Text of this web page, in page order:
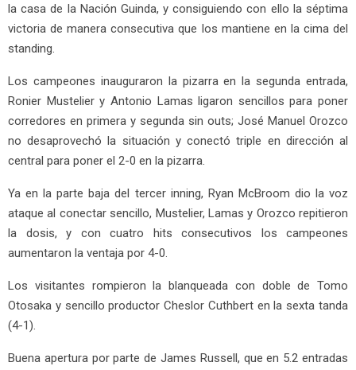
la casa de la Nación Guinda, y consiguiendo con ello la séptima
victoria de manera consecutiva que los mantiene en la cima del
standing.
Los campeones inauguraron la pizarra en la segunda entrada,
Ronier Mustelier y Antonio Lamas ligaron sencillos para poner
corredores en primera y segunda sin outs; José Manuel Orozco
no desaprovechó la situación y conectó triple en dirección al
central para poner el 2-0 en la pizarra.
Ya en la parte baja del tercer inning, Ryan McBroom dio la voz
ataque al conectar sencillo, Mustelier, Lamas y Orozco repitieron
la dosis, y con cuatro hits consecutivos los campeones
aumentaron la ventaja por 4-0.
Los visitantes rompieron la blanqueada con doble de Tomo
Otosaka y sencillo productor Cheslor Cuthbert en la sexta tanda
(4-1).
Buena apertura por parte de James Russell, que en 5.2 entradas